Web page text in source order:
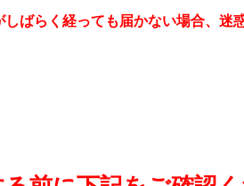
ばらく経っても届かない場合、迷